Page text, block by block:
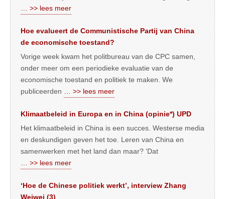
… >> lees meer
Hoe evalueert de Communistische Partij van China
de economische toestand?
Vorige week kwam het politbureau van de CPC samen,
onder meer om een periodieke evaluatie van de
economische toestand en politiek te maken. We
publiceerden
… >> lees meer
Klimaatbeleid in Europa en in China (opinie*) UPD
Het klimaatbeleid in China is een succes. Westerse media
en deskundigen geven het toe. Leren van China en
samenwerken met het land dan maar? ‘Dat
… >> lees meer
‘Hoe de Chinese politiek werkt’, interview Zhang
Weiwei (3)